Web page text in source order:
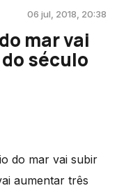
06 jul, 2018, 20:38
mar vai
século
do mar vai subir
aumentar três